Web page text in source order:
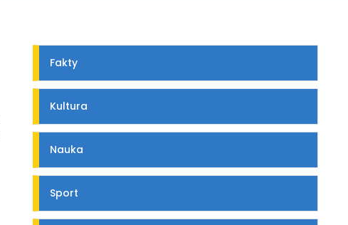
Fakty
Kultura
Nauka
Sport